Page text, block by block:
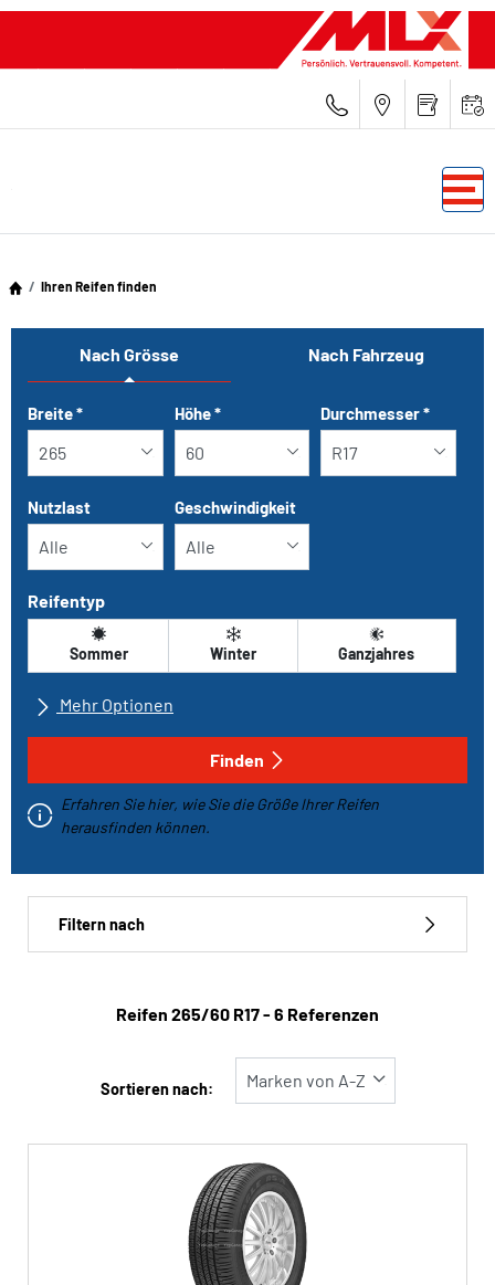
Ihren Reifen finden
Nach Grösse Nach Fahrzeug
Tab updated: Nach Grösse
Breite* Höhe* Durchmesser*
Nutzlast Geschwindigkeit
Reifentyp
Sommer Winter Ganzjahres
Mehr Optionen
Alle Marken
Fahrzeugtyp
Finden
Erfahren Sie hier, wie Sie die Größe Ihrer Reifen
herausfinden können.
Filtern nach
Reifentyp
Winter (1)
Reifen ‎265/60 R17 - 6 Referenzen
Sortieren nach: